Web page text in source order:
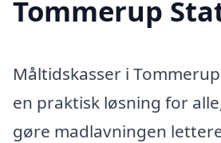
Tommerup
Måltidskasser i
en praktisk løsning for
gøre madlavningen